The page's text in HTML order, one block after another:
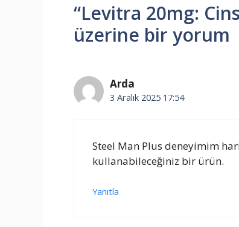
“Levitra 20mg:
üzerine bir yorum
Arda
3 Aralık 2025 17:54
Steel Man Plus deneyimim
kullanabileceğiniz bir ürün.
Yanıtla